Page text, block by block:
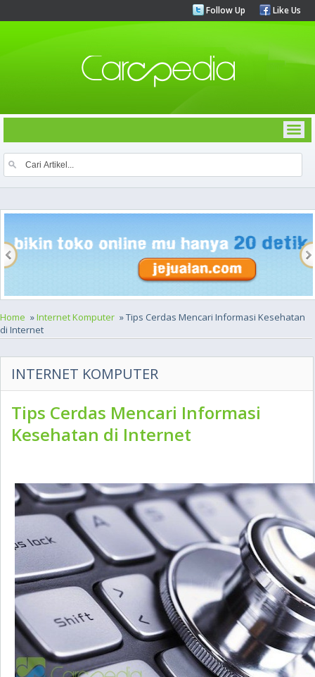
Follow Up Like Us
Home »Internet Komputer » Tips Cerdas Mencari Informasi Kesehatan
di Internet
INTERNET KOMPUTER
Tips Cerdas Mencari Informasi
Kesehatan di Internet